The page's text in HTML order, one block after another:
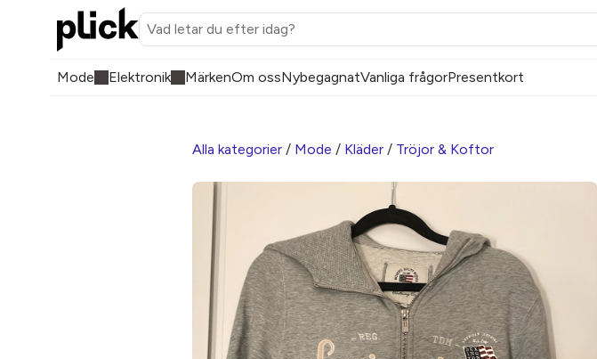
Mode Elektronik MärkenOm ossNybegagnatVanliga frågorPresentkort
Alla kategorier / Mode / Kläder / Tröjor & Koftor